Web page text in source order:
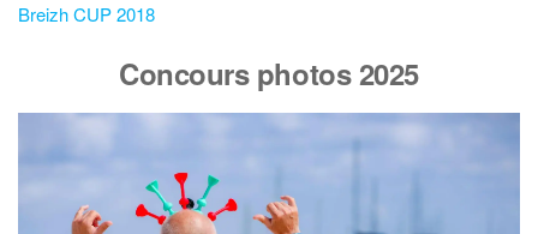
Breizh CUP 2018
Concours photos 2025